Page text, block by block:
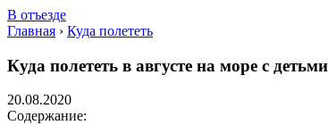
В отъезде
Главная › Куда полететь
Куда полететь в августе на море с
20.08.2020
Содержание: